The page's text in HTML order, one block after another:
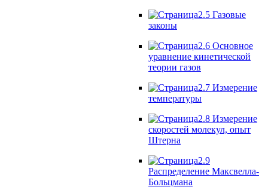
2.5 Газовые
законы
2.6 Основное
уравнение кинетической
теории газов
2.7 Измерение
температуры
2.8 Измерение
скоростей молекул, опыт
Штерна
2.9
Распределение Максвелла-
Больцмана